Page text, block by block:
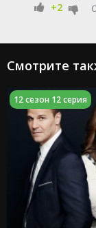
+2
Смотрите
12 сезон 12 серия